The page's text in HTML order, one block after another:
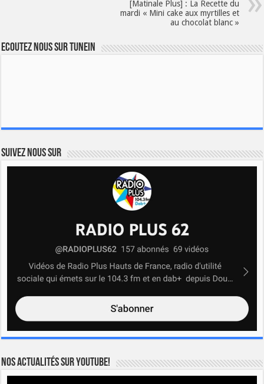
[Matinale Plus] : La Recette du
mardi « Mini cake aux myrtilles et
au chocolat blanc »
Ecoutez nous sur TuneIn
Suivez nous sur
Nos actualités sur YOUTUBE!